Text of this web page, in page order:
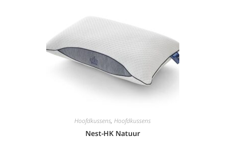
Hoofdkussens, Hoofdkussens
Nest-HK Natuur